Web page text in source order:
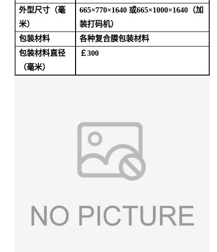
外型尺寸（毫
米）
665×770×1640 或665×1000×1640（加
装打码机）
包装材料
各种复合膜包装材料
包装材料直径
（毫米）
￡300